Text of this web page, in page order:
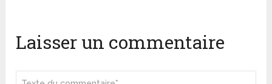
Laisser un commentaire